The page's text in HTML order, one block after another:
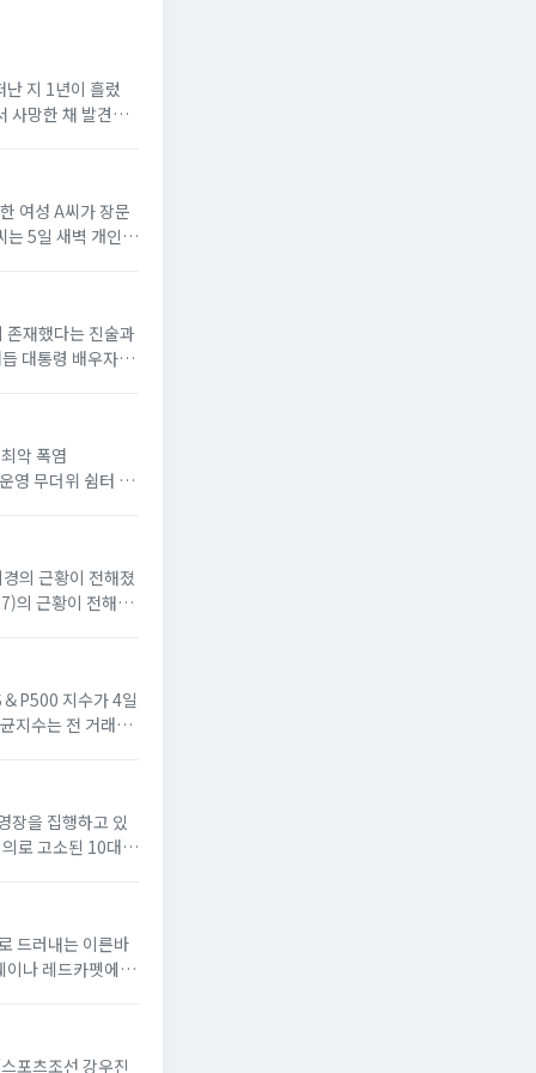
지 1년이 흘렀
사망한 채 발견됐
여성 A씨가 장문
는 5일 새벽 개인
존재했다는 진술과
대통령 배우자로
악 폭염
영 무더위 쉼터 늘
의 근황이 전해졌
의 근황이 전해졌
P500 지수가 4일
지수는 전 거래일
장을 집행하고 있
로 고소된 10대
드러내는 이른바
나 레드카펫에 국
포츠조선 강우진